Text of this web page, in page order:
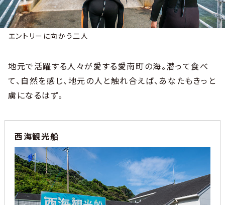
エントリーに向かう二人
地元で活躍する人々が愛する愛南町の海。潜って食べ
て、自然を感じ、地元の人と触れ合えば、あなたもきっと
虜になるはず。
西海観光船